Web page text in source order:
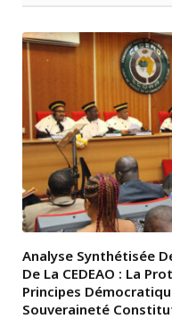
Analyse Synthétisée
De La CEDEAO : La
Principes
Souveraineté